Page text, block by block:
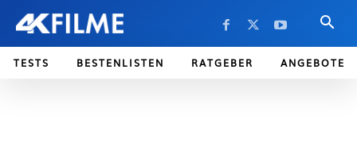
TESTS BESTENLISTEN RATGEBER ANGEBOTE